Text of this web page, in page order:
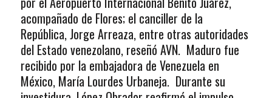
acompañado de Flores; el canciller de la
República, Jorge Arreaza, entre otras autoridades
del Estado venezolano, reseñó AVN. Maduro fue
recibido por la embajadora de Venezuela en
México, María Lourdes Urbaneja. Durante su